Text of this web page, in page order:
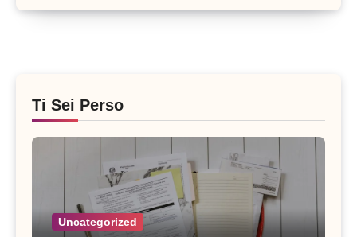
Ti Sei Perso
Uncategorized